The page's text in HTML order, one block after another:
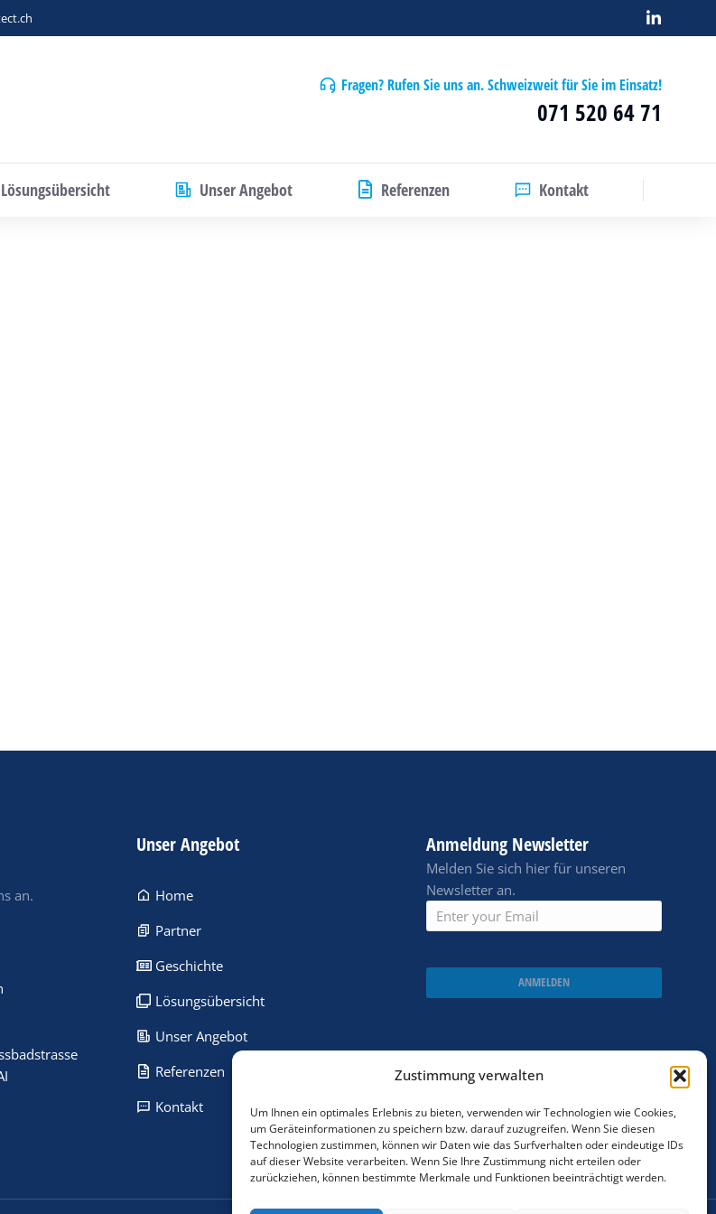
Zustimmung verwalten
Um Ihnen ein optimales Erlebnis zu bieten, verwenden wir Technologien wie Cookies,
um Geräteinformationen zu speichern bzw. darauf zuzugreifen. Wenn Sie diesen
Technologien zustimmen, können wir Daten wie das Surfverhalten oder eindeutige IDs
auf dieser Website verarbeiten. Wenn Sie Ihre Zustimmung nicht erteilen oder
zurückziehen, können bestimmte Merkmale und Funktionen beeinträchtigt werden.
Fragen? Rufen Sie uns an. Schweizweit für Sie im Einsatz!
071 520 64 71
Lösungsübersicht Unser Angebot Referenzen Kontakt
an.
Unser Angebot
Home
Partner
Geschichte
Lösungsübersicht
Unser Angebot
Referenzen
Kontakt
Anmeldung Newsletter
Melden Sie sich hier für unseren
Newsletter an.
ANMELDEN